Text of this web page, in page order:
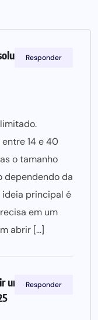
para
14 e 40
o tamanho
dependendo da
principal é
em um
abrir […]
Responder
uma casa?
Responder